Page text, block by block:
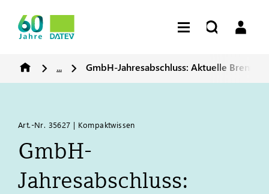
... GmbH-Jahresabschluss: Aktuelle
Art.-Nr. 35627 | Kompaktwissen
GmbH-
Jahresabschluss: